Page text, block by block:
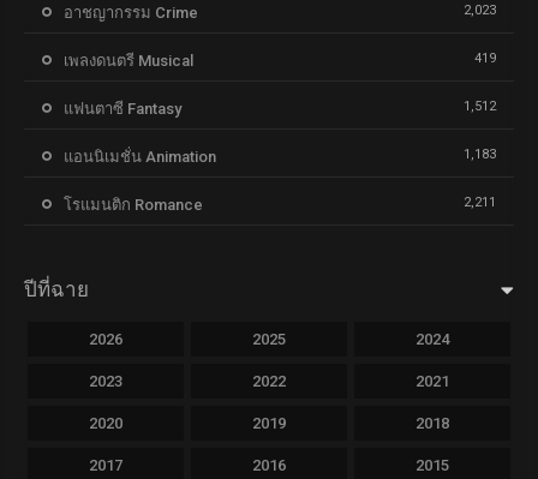
อาชญากรรม Crime 2,023
เพลงดนตรี Musical 419
แฟนตาซี Fantasy 1,512
แอนนิเมชั่น Animation 1,183
โรแมนติก Romance 2,211
ปีที่ฉาย
2026 2025 2024
2023 2022 2021
2020 2019 2018
2017 2016 2015